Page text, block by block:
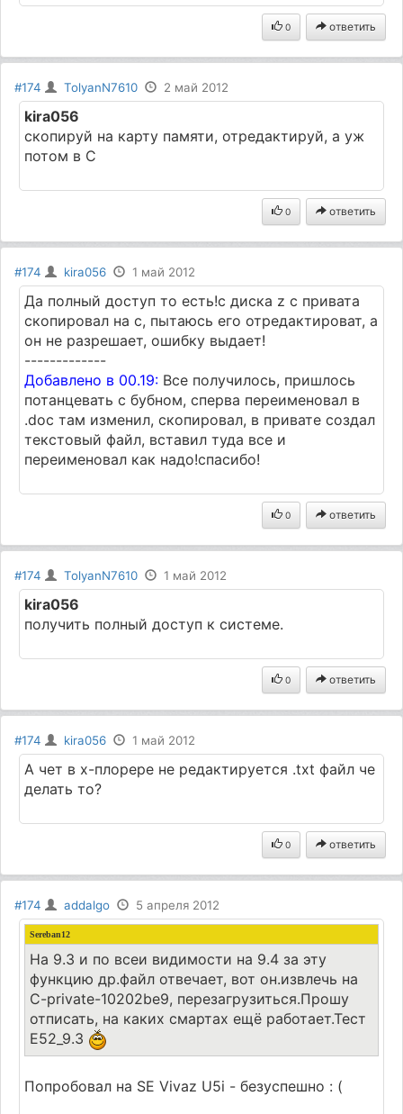
0 ответить
#174 TolyanN7610 2 май 2012
kira056
скопируй на карту памяти, отредактируй, а уж
потом в С
0 ответить
#174 kira056 1 май 2012
Да полный доступ то есть!с диска z с привата
скопировал на с, пытаюсь его отредактироват, а
он не разрешает, ошибку выдает!
-------------
Добавлено в 00.19: Все получилось, пришлось
потанцевать с бубном, сперва переименовал в
.doc там изменил, скопировал, в привате создал
текстовый файл, вставил туда все и
переименовал как надо!спасибо!
0 ответить
#174 TolyanN7610 1 май 2012
kira056
получить полный доступ к системе.
0 ответить
#174 kira056 1 май 2012
А чет в х-плорере не редактируется .txt файл че
делать то?
0 ответить
#174 addalgo 5 апреля 2012
Sereban12
На 9.3 и по всеи видимости на 9.4 за эту
функцию др.файл отвечает, вот он.извлечь на
C-private-10202be9, перезагрузиться.Прошу
отписать, на каких смартах ещё работает.Тест
Е52_9.3
Попробовал на SE Vivaz U5i - безуспешно : (